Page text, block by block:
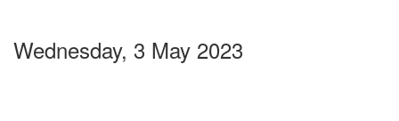
Wednesday, 3 May 2023